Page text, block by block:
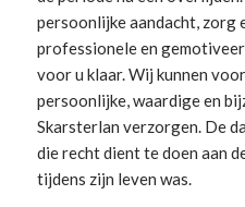
persoonlijke aandacht, zorg
professionele en
voor u klaar. Wij kunnen
persoonlijke, waardige en
Skarsterlan verzorgen. De
die recht dient te doen aan
tijdens zijn leven was.